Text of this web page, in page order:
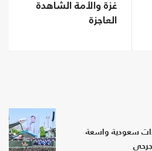
غزة والأمة الشاهدة
العاجزة
سعودية واسعة